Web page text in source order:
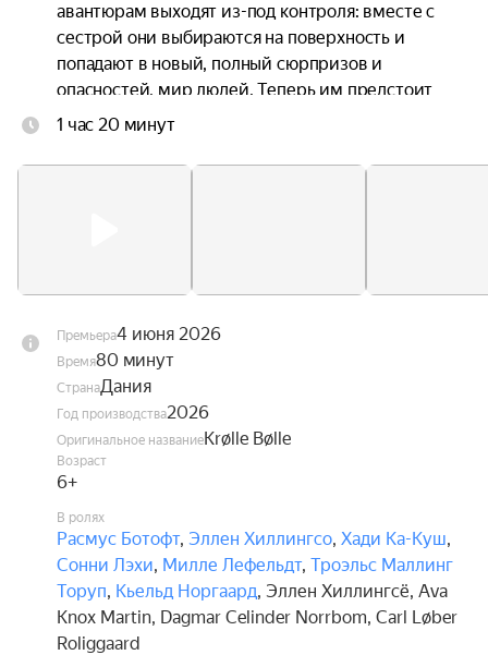
авантюрам выходят из-под контроля: вместе с
сестрой они выбираются на поверхность и
попадают в новый, полный сюрпризов и
опасностей, мир людей. Теперь им предстоит
непростая задача — найти дорогу домой.
1 час 20 минут
Премьера4 июня 2026
Время80 минут
СтранаДания
Год производства2026
Оригинальное названиеKrølle Bølle
Возраст
6+
В ролях
Расмус Ботофт, Эллен Хиллингсо, Хади Ка-Куш,
Сонни Лэхи, Милле Лефельдт, Троэльс Маллинг
Торуп, Кьельд Норгаард, Эллен Хиллингсё, Ava
Knox Martin, Dagmar Celinder Norrbom, Carl Løber
Roliggaard